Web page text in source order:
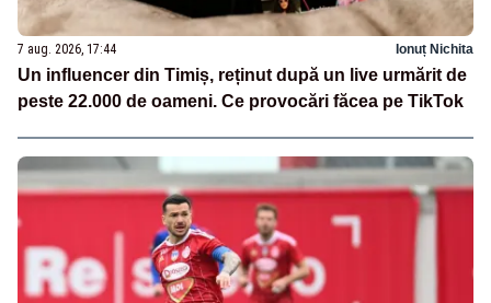
7 aug. 2026, 17:44 Ionuț Nichita
Un influencer din Timiș, reținut după un live urmărit de
peste 22.000 de oameni. Ce provocări făcea pe TikTok